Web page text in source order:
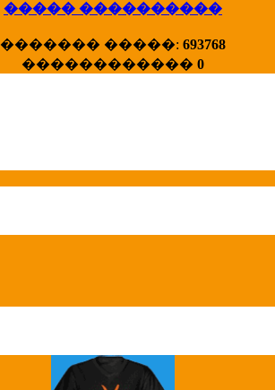
X�����
����� HotStat
...
����� ����������
������� �����: 693768
������������ 0